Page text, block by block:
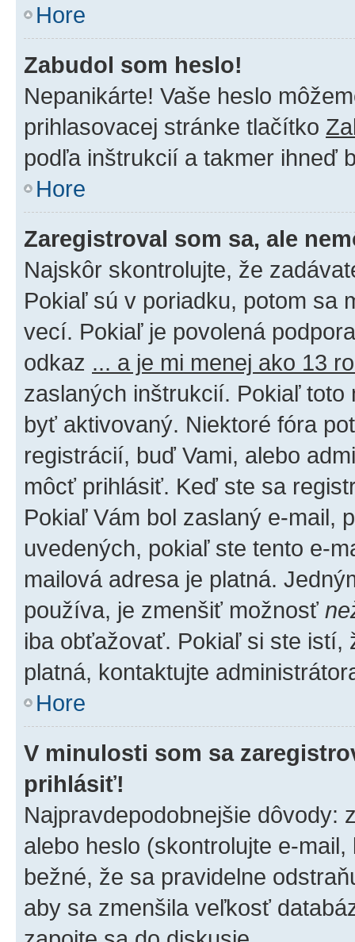
Hore
Zabudol som heslo!
Nepanikárte! Vaše heslo
prihlasovacej stránke tlačítko
podľa inštrukcií a takmer ihneď
Hore
Zaregistroval som sa, ale
Najskôr skontrolujte, že
Pokiaľ sú v poriadku, potom sa
vecí. Pokiaľ je povolená
odkaz ... a je mi menej ako 13
zaslaných inštrukcií. Pokiaľ
byť aktivovaný. Niektoré fóra
registrácií, buď Vami, alebo
môcť prihlásiť. Keď ste sa
Pokiaľ Vám bol zaslaný e-mail,
uvedených, pokiaľ ste tento e-
mailová adresa je platná.
používa, je zmenšiť možnosť
iba obťažovať. Pokiaľ si ste istí,
platná, kontaktujte
Hore
V minulosti som sa
prihlásiť!
Najpravdepodobnejšie dôvody:
alebo heslo (skontrolujte e-
bežné, že sa pravidelne
aby sa zmenšila veľkosť